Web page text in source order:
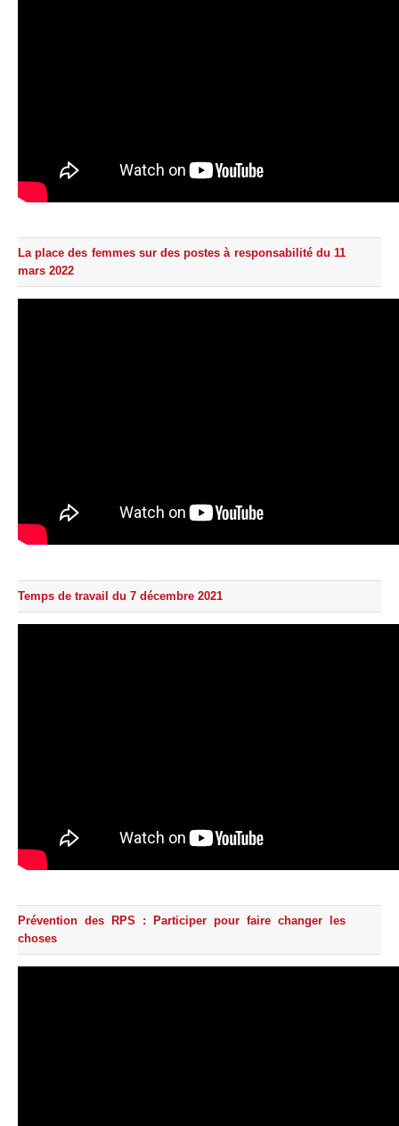
La place des femmes sur des postes à responsabilité du 11
mars 2022
Temps de travail du 7 décembre 2021
Prévention des RPS : Participer pour faire changer les
choses